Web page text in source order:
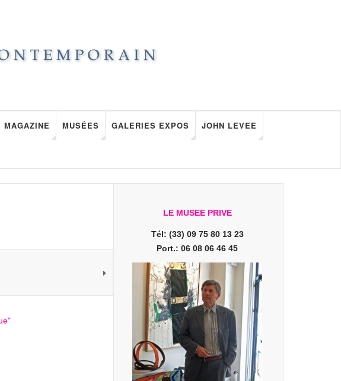
MAGAZINE MUSÉES GALERIES EXPOS JOHN LEVEE
LE MUSEE PRIVE
Tél: (33) 09 75 80 13 23
Port.: 06 08 06 46 45